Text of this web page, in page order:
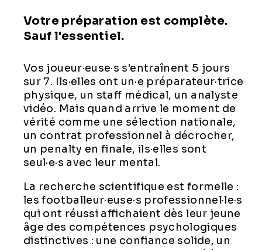
Votre préparation est complète.
Sauf l'essentiel.
Vos joueur·euse·s s'entraînent 5 jours
sur 7. Ils·elles ont un·e préparateur·trice
physique, un staff médical, un analyste
vidéo. Mais quand arrive le moment de
vérité comme une sélection nationale,
un contrat professionnel à décrocher,
un penalty en finale, ils·elles sont
seul·e·s avec leur mental.
La recherche scientifique est formelle :
les footballeur·euse·s professionnel·le·s
qui ont réussi affichaient dès leur jeune
âge des compétences psychologiques
distinctives : une confiance solide, un